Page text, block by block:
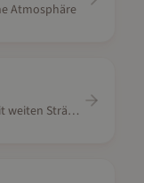
Atmosphäre
Andalusiens Atlantikküste mit weiten Stränden und Windkraft